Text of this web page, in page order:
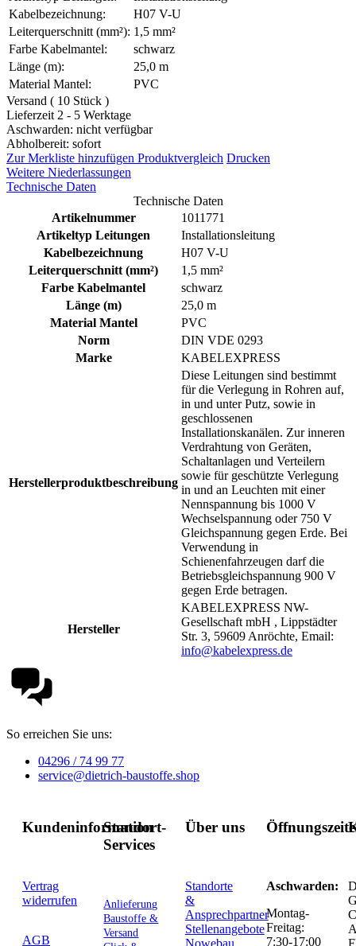
Kabelbezeichnung:
H07 V-U
Leiterquerschnitt (mm²): 1,5 mm²
Farbe Kabelmantel:
schwarz
Länge (m):
25,0 m
Material Mantel:
PVC
Versand ( 10 Stück )
Lieferzeit 2 - 5 Werktage
Aschwarden: nicht verfügbar
Abholbereit: sofort
Zur Merkliste hinzufügen Produktvergleich Drucken
Weitere Niederlassungen
Technische Daten
Technische Daten
Artikelnummer
1011771
Artikeltyp Leitungen
Installationsleitung
Kabelbezeichnung
H07 V-U
Leiterquerschnitt (mm²)
1,5 mm²
Farbe Kabelmantel
schwarz
Länge (m)
25,0 m
Material Mantel
PVC
Norm
DIN VDE 0293
Marke
KABELEXPRESS
Herstellerproduktbeschreibung
Diese Leitungen sind bestimmt
für die Verlegung in Rohren auf,
in und unter Putz, sowie in
geschlossenen
Installationskanälen. Zur inneren
Verdrahtung von Geräten,
Schaltanlagen und Verteilern
sowie für geschützte Verlegung
in und an Leuchten mit einer
Nennspannung bis 1000 V
Wechselspannung oder 750 V
Gleichspannung gegen Erde. Bei
Verwendung in
Schienenfahrzeugen darf die
Betriebsgleichspannung 900 V
gegen Erde betragen.
Hersteller
KABELEXPRESS NW-
Gesellschaft mbH , Lippstädter
Str. 3, 59609 Anröchte, Email:
info@kabelexpress.de
So erreichen Sie uns:
04296 / 74 99 77
service@dietrich-baustoffe.shop
Kundeninformation
Vertrag
widerrufen
AGB
Standort-
Services
Anlieferung
Baustoffe &
Versand
Über uns
Standorte
&
Ansprechpartner
Stellenangebote
Aschwarden:
Montag-
Freitag:
7:30-17:00